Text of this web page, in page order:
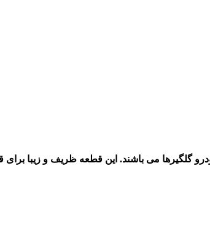
گلگیرها می باشند. این قطعه ظریف و زیبا